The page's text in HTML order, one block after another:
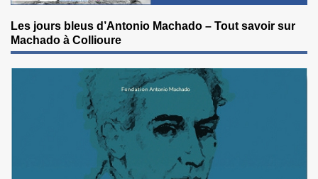
Les jours bleus d’Antonio Machado – Tout savoir sur
Machado à Collioure